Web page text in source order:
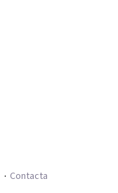
Contacta